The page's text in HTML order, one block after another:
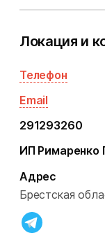
Локация и
Телефон
Email
291293260
ИП Римаренко
Адрес
Брестская